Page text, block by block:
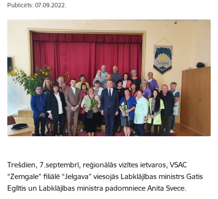
Publicēts: 07.09.2022.
Trešdien, 7.septembrī, reģionālās vizītes ietvaros, VSAC
“Zemgale” filiālē “Jelgava” viesojās Labklājības ministrs Gatis
Eglītis un Labklājības ministra padomniece Anita Svece.